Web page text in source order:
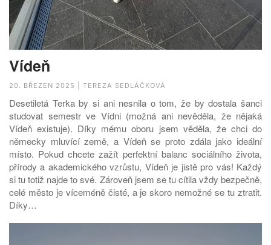
Vídeň
20. BŘEZEN 2025 | TEREZA SEDLÁČKOVÁ
Desetiletá Terka by si ani nesnila o tom, že by dostala šanci
studovat semestr ve Vídni (možná ani nevěděla, že nějaká
Vídeň existuje). Díky mému oboru jsem věděla, že chci do
německy mluvící země, a Vídeň se proto zdála jako ideální
místo. Pokud chcete zažít perfektní balanc sociálního života,
přírody a akademického vzrůstu, Vídeň je jistě pro vás! Každý
si tu totiž najde to své. Zároveň jsem se tu cítila vždy bezpečně,
celé město je víceméně čisté, a je skoro nemožné se tu ztratit.
Díky…